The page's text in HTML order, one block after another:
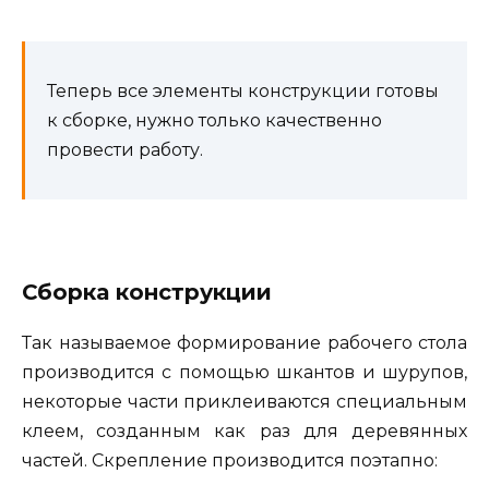
Теперь все элементы конструкции готовы
к сборке, нужно только качественно
провести работу.
Сборка конструкции
Так называемое формирование рабочего стола
производится с помощью шкантов и шурупов,
некоторые части приклеиваются специальным
клеем, созданным как раз для деревянных
частей. Скрепление производится поэтапно: